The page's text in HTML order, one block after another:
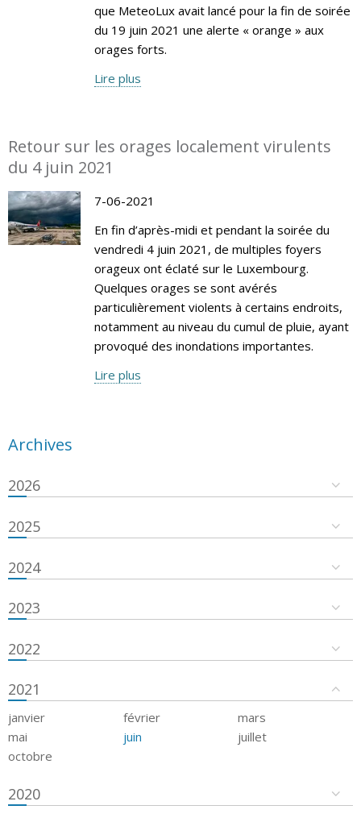
que MeteoLux avait lancé pour la fin de soirée
du 19 juin 2021 une alerte « orange » aux
orages forts.
Lire plus
Retour sur les orages localement virulents
du 4 juin 2021
7-06-2021
En fin d’après-midi et pendant la soirée du
vendredi 4 juin 2021, de multiples foyers
orageux ont éclaté sur le Luxembourg.
Quelques orages se sont avérés
particulièrement violents à certains endroits,
notamment au niveau du cumul de pluie, ayant
provoqué des inondations importantes.
Lire plus
Archives
2026
2025
2024
2023
2022
2021
janvier février
mars
mai
juin
juillet
octobre
2020